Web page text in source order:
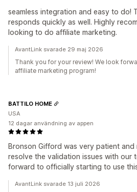
seamless integration and easy to do!
responds quickly as well. Highly
looking to do affiliate marketing.
AvantLink svarade 29 maj 2026
Thank you for your review! We look
affiliate marketing program!
Bronson Gifford was very patient and
resolve the validation issues with our
forward to officially starting to use
BATTILO HOME
USA
12 dagar användning av appen
AvantLink svarade 13 juli 2026